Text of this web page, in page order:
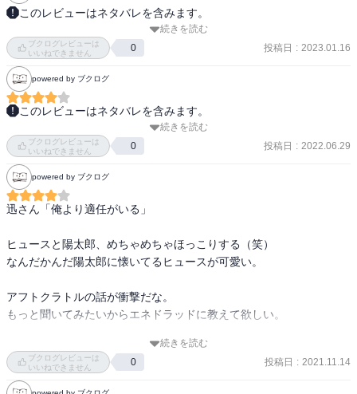
このレビューはネタバレを含みます。
木虎は厳しいな～修の新しい武器やカゲにも慕われてる様子の柿崎
さんの人柄などB級ランク戦組はひとまず置いといて、まずはガロプ
ラ戦。
続きを読む
ブクログレビューは
いいねできません
0 投稿日 : 2023.01.16
powered by ブクログ
このレビューはネタバレを含みます。
焦りすぎてちょっと違和感あったけど、オサムが前のめりだったの
って、ユウマのためだったのか…。玉狛第二の三人は、お互い大事
に思いやってるけど、本音で何でも話したりとかすり合わせしたり
とかはないんだよな。
優しい人多いよな…オサムは真っ直ぐで不器用で、年上からかわい
がられる所はあるかも。オサムはもう少し同年代と年下にも言葉に
んだでオサムに優しいのに、微妙に求める反応されないのちょっと
かわいそう…彼女もちょっと不器用だよな。
な…帰って来れるといいな…。
最後はガロプラ戦が早速始まった！
続きを読む
ブクログレビューは
いいねできません
0 投稿日 : 2022.06.29
powered by ブクログ
迅さん「俺より適任がいる」
ヒュースと陽太郎、めちゃめちゃほっこりする（笑）
なんだかんだ陽太郎に懐いてるヒュースが可愛い。
アフトクラトルの話が衝撃だな。
もっと聞いてみたいからエネドラッドに教えて欲しい。
木虎の自分にも他人にも厳しいところ好きだし、
修も素直に学んでていいコンビだなって実感！
ちょこちょこ考察している時枝くんが可愛い（笑）
続きを読む
ブクログレビューは
いいねできません
0 投稿日 : 2021.11.14